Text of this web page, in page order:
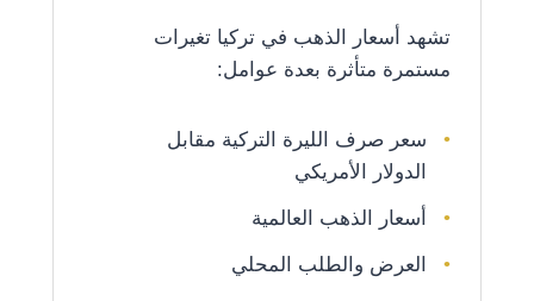
تشهد أسعار الذهب في تركيا تغيرات
مستمرة متأثرة بعدة عوامل:
سعر صرف الليرة التركية مقابل
الدولار الأمريكي
أسعار الذهب العالمية
العرض والطلب المحلي